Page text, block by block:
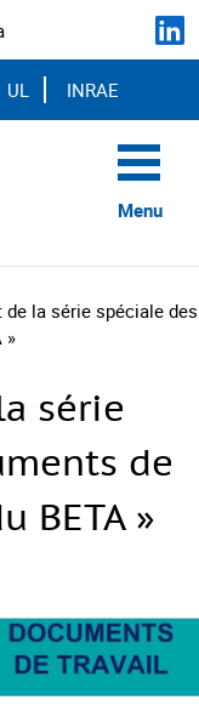
UL INRAE
Menu
de la série spéciale des
»
série
de
BETA »